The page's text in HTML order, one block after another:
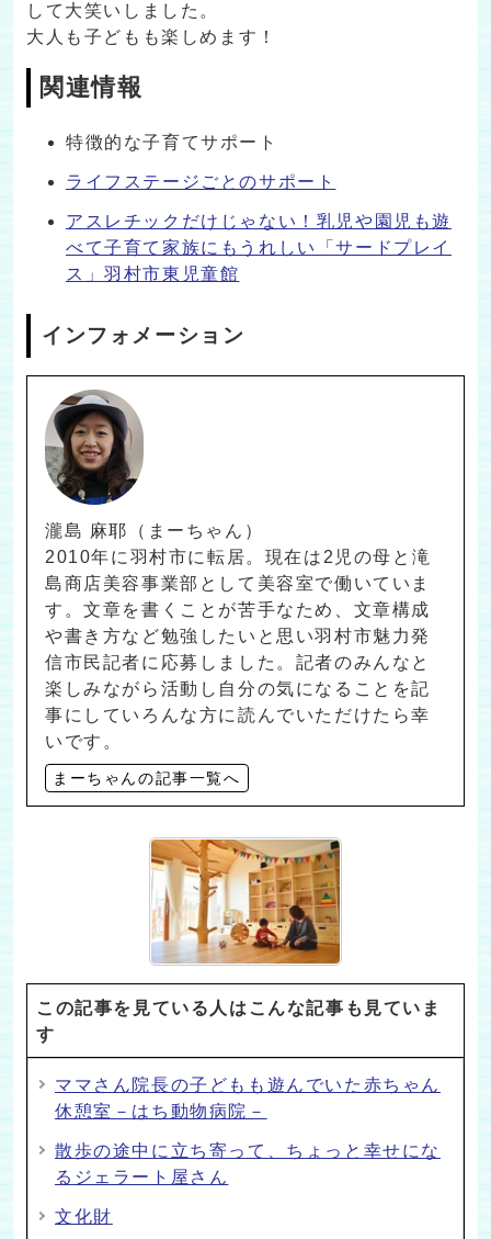
して大笑いしました。
大人も子どもも楽しめます！
関連情報
特徴的な子育てサポート
ライフステージごとのサポート
アスレチックだけじゃない！乳児や園児も遊
べて子育て家族にもうれしい「サードプレイ
ス」羽村市東児童館
インフォメーション
瀧島 麻耶（まーちゃん）
2010年に羽村市に転居。現在は2児の母と滝
島商店美容事業部として美容室で働いていま
す。文章を書くことが苦手なため、文章構成
や書き方など勉強したいと思い羽村市魅力発
信市民記者に応募しました。記者のみんなと
楽しみながら活動し自分の気になることを記
事にしていろんな方に読んでいただけたら幸
いです。
まーちゃんの記事一覧へ
この記事を見ている人はこんな記事も見ていま
す
ママさん院長の子どもも遊んでいた赤ちゃん
休憩室－はち動物病院－
散歩の途中に立ち寄って、ちょっと幸せにな
るジェラート屋さん
文化財